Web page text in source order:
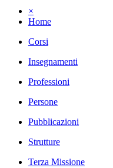
×
Home
Corsi
Insegnamenti
Professioni
Persone
Pubblicazioni
Strutture
Terza Missione